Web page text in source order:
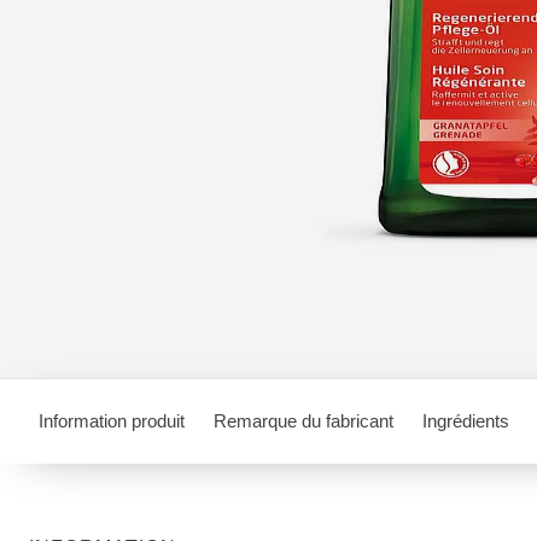
Information produit Remarque du fabricant Ingrédients